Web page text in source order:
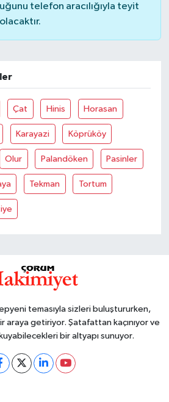
telefon aracılığıyla teyit
Çat Hinis Horasan
Karayazi Köprüköy
Olur Palandöken Pasinler
Tekman Tortum
temasıyla sizleri buluştururken,
araya getiriyor. Şatafattan kaçınıyor ve
bir altyapı sunuyor.